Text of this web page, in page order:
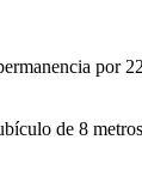
por
de 8